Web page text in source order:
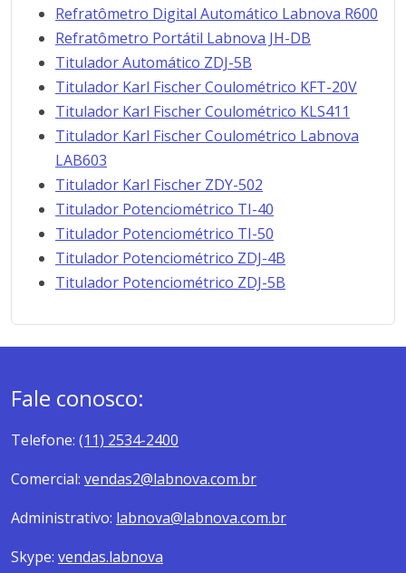
Refratômetro Digital Automático Labnova R600
Refratômetro Portátil Labnova JH-DB
Titulador Automático ZDJ-5B
Titulador Karl Fischer Coulométrico KFT-20V
Titulador Karl Fischer Coulométrico KLS411
Titulador Karl Fischer Coulométrico Labnova
LAB603
Titulador Karl Fischer ZDY-502
Titulador Potenciométrico TI-40
Titulador Potenciométrico TI-50
Titulador Potenciométrico ZDJ-4B
Titulador Potenciométrico ZDJ-5B
Fale conosco:
Telefone: (11) 2534-2400
Comercial: vendas2@labnova.com.br
Administrativo: labnova@labnova.com.br
Skype: vendas.labnova